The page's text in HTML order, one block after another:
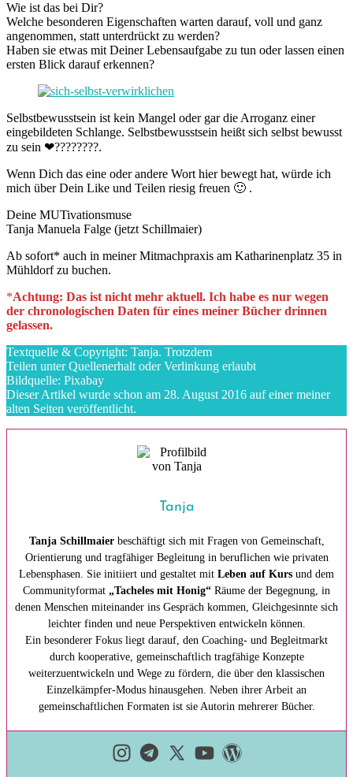
Wie ist das bei Dir?
Welche besonderen Eigenschaften warten darauf, voll und ganz
angenommen, statt unterdrückt zu werden?
Haben sie etwas mit Deiner Lebensaufgabe zu tun oder lassen einen
ersten Blick darauf erkennen?
Selbstbewusstsein ist kein Mangel oder gar die Arroganz einer
eingebildeten Schlange. Selbstbewusstsein heißt sich selbst bewusst
zu sein ❤????????.
Wenn Dich das eine oder andere Wort hier bewegt hat, würde ich
mich über Dein Like und Teilen riesig freuen 🙂 .
Deine MUTivationsmuse
Tanja Manuela Falge (jetzt Schillmaier)
Ab sofort* auch in meiner Mitmachpraxis am Katharinenplatz 35 in
Mühldorf zu buchen.
*Achtung: Das ist nicht mehr aktuell. Ich habe es nur wegen
der chronologischen Daten für eines meiner Bücher drinnen
gelassen.
Textquelle & Copyright: Tanja. Trotzdem
Teilen unter Quellenerhalt oder Verlinkung erlaubt
Bildquelle: Pixabay
Dieser Artikel wurde schon am 28. August 2016 auf einer meiner
alten Seiten veröffentlicht.
Tanja
Tanja Schillmaierbeschäftigt sich mit Fragen von Gemeinschaft,
Orientierung und tragfähiger Begleitung in beruflichen wie privaten
Lebensphasen. Sie initiiert und gestaltet mit Leben auf Kurs und dem
Communityformat „Tacheles mit Honig“ Räume der Begegnung, in
denen Menschen miteinander ins Gespräch kommen, Gleichgesinnte sich
leichter finden und neue Perspektiven entwickeln können.
Ein besonderer Fokus liegt darauf, den Coaching- und Begleitmarkt
durch kooperative, gemeinschaftlich tragfähige Konzepte
weiterzuentwickeln und Wege zu fördern, die über den klassischen
Einzelkämpfer-Modus hinausgehen. Neben ihrer Arbeit an
gemeinschaftlichen Formaten ist sie Autorin mehrerer Bücher.